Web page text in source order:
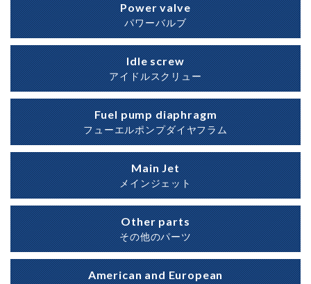
Power valve
パワーバルブ
Idle screw
アイドルスクリュー
Fuel pump diaphragm
フューエルポンプダイヤフラム
Main Jet
メインジェット
Other parts
その他のパーツ
American and European